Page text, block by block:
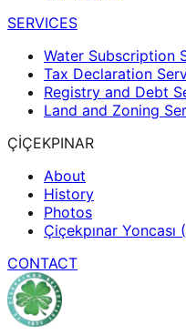
SERVICES
Water Subscription
Tax Declaration
Registry and Debt
Land and Zoning
ÇİÇEKPINAR
About
History
Photos
Çiçekpınar Yoncası
CONTACT